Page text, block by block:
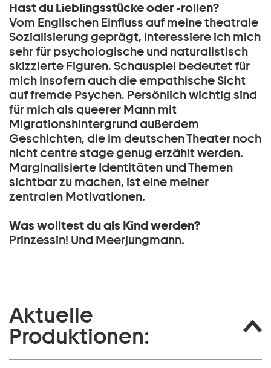
Hast du Lieblingsstücke oder -rollen?
Vom Englischen Einfluss auf meine theatrale
Sozialisierung geprägt, interessiere ich mich
sehr für psychologische und naturalistisch
skizzierte Figuren. Schauspiel bedeutet für
mich insofern auch die empathische Sicht
auf fremde Psychen. Persönlich wichtig sind
für mich als queerer Mann mit
Migrationshintergrund außerdem
Geschichten, die im deutschen Theater noch
nicht centre stage genug erzählt werden.
Marginalisierte Identitäten und Themen
sichtbar zu machen, ist eine meiner
zentralen Motivationen.
Was wolltest du als Kind werden?
Prinzessin! Und Meerjungmann.
Aktuelle
Produktionen: